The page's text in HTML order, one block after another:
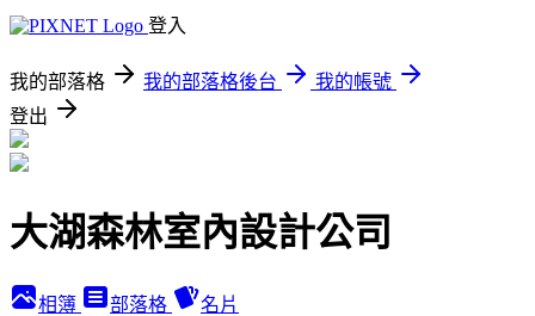
登入
我的部落格 我的部落格後台
我的帳號
登出
大湖森林室內設計公司
相簿 部落格 名片